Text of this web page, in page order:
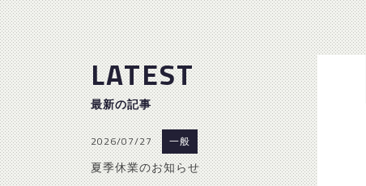
LATEST
最新の記事
2026/07/27 一般
夏季休業のお知らせ